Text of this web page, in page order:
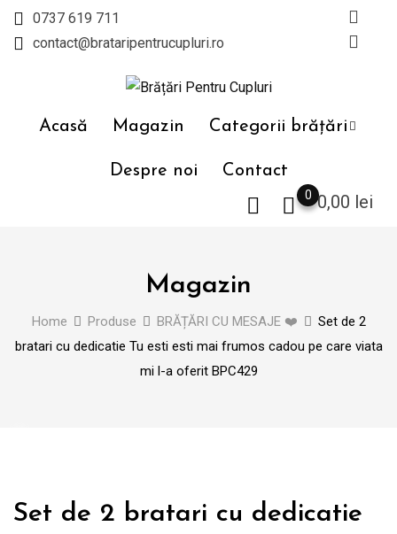
Skip
0737 619 711
contact@brataripentrucupluri.ro
Acasă Magazin Categorii brățări
Despre noi Contact
0,00 lei
0
Magazin
Home Produse BRĂȚĂRI CU MESAJE ❤️
Set de 2
bratari cu dedicatie Tu esti esti mai frumos cadou pe care viata
mi l-a oferit BPC429
Set de 2 bratari cu dedicatie